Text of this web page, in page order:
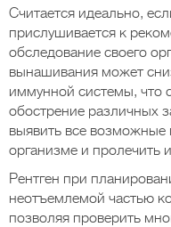
Считается идеально,
прислушивается к
обследование своего
вынашивания может
иммунной системы, что
обострение различных
выявить все возможные
организме и пролечить
Рентген при
неотъемлемой частью
позволяя проверить